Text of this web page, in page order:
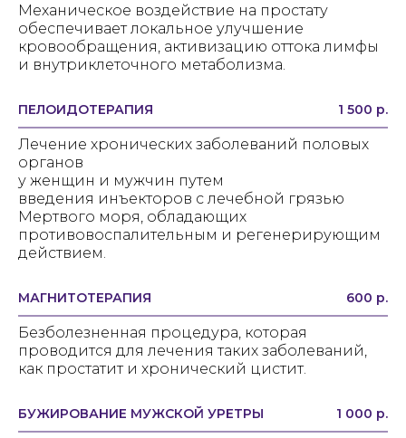
Механическое воздействие на простату
обеспечивает локальное улучшение
кровообращения, активизацию оттока лимфы
и внутриклеточного метаболизма.
ПЕЛОИДОТЕРАПИЯ 1 500 р.
Лечение хронических заболеваний половых
органов
у женщин и мужчин путем
введения инъекторов с лечебной грязью
Мертвого моря, обладающих
противовоспалительным и регенерирующим
действием.
МАГНИТОТЕРАПИЯ 600 р.
Безболезненная процедура, которая
проводится для лечения таких заболеваний,
как простатит и хронический цистит.
БУЖИРОВАНИЕ МУЖСКОЙ УРЕТРЫ 1 000 р.